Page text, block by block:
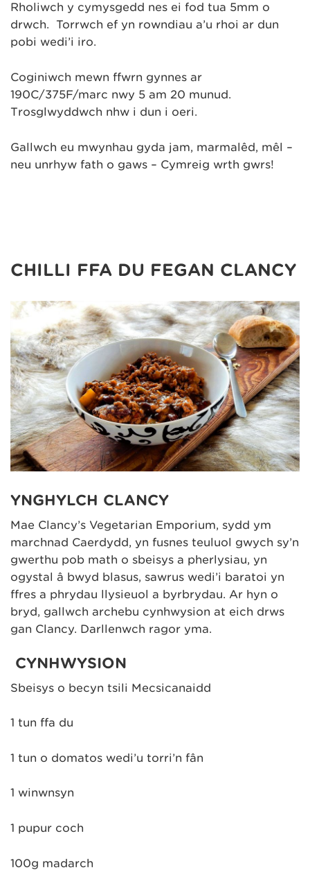
Rholiwch y cymysgedd nes ei fod tua 5mm o
drwch. Torrwch ef yn rowndiau a’u rhoi ar dun
pobi wedi’i iro.
Coginiwch mewn ffwrn gynnes ar
190C/375F/marc nwy 5 am 20 munud.
Trosglwyddwch nhw i dun i oeri.
Gallwch eu mwynhau gyda jam, marmalêd, mêl –
neu unrhyw fath o gaws – Cymreig wrth gwrs!
CHILLI FFA DU FEGAN CLANCY
YNGHYLCH CLANCY
Mae Clancy’s Vegetarian Emporium, sydd ym
marchnad Caerdydd, yn fusnes teuluol gwych sy’n
gwerthu pob math o sbeisys a pherlysiau, yn
ogystal â bwyd blasus, sawrus wedi’i baratoi yn
ffres a phrydau llysieuol a byrbrydau. Ar hyn o
bryd, gallwch archebu cynhwysion at eich drws
gan Clancy. Darllenwch ragor yma.
CYNHWYSION
Sbeisys o becyn tsili Mecsicanaidd
1 tun ffa du
1 tun o domatos wedi’u torri’n fân
1 winwnsyn
1 pupur coch
100g madarch